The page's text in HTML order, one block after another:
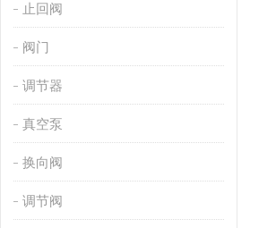
止回阀
阀门
调节器
真空泵
换向阀
调节阀